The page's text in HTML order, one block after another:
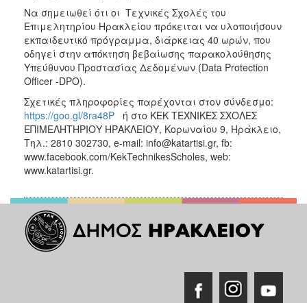
Να σημειωθεί ότι οι Τεχνικές Σχολές του
Επιμελητηρίου Ηρακλείου πρόκειται να υλοποιήσουν
εκπαιδευτικό πρόγραμμα, διάρκειας 40 ωρών, που
οδηγεί στην απόκτηση βεβαίωσης παρακολούθησης
Υπεύθυνου Προστασίας Δεδομένων (Data Protection
Officer -DPO).
Σχετικές πληροφορίες παρέχονται στον σύνδεσμο:
https://goo.gl/8ra48P ή στο ΚΕΚ ΤΕΧΝΙΚΕΣ ΣΧΟΛΕΣ
ΕΠΙΜΕΛΗΤΗΡΙΟΥ ΗΡΑΚΛΕΙΟΥ, Κορωναίου 9, Ηράκλειο,
Τηλ.: 2810 302730, e-mail: info@katartisi.gr, fb:
www.facebook.com/KekTechnikesScholes, web:
www.katartisi.gr.